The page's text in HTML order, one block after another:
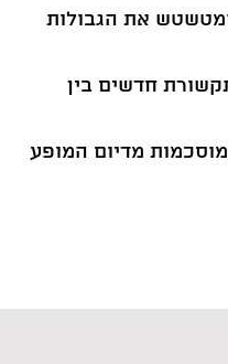
ומטשטש את הגבולות
חדשים בין